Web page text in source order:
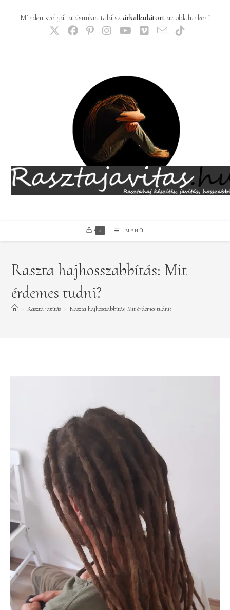
Minden szolgáltatásunkra találsz árkalkulátortaz oldalunkon!
0 MENÜ
Raszta hajhosszabbítás: Mit
érdemes tudni?
> Raszta javítás > Raszta hajhosszabbítás: Mit érdemes tudni?